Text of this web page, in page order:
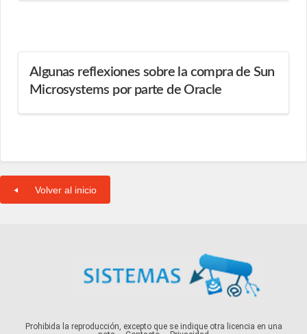
Algunas reflexiones sobre la compra de Sun
Microsystems por parte de Oracle
Volver al inicio
Prohibida la reproducción, excepto que se indique otra licencia en una